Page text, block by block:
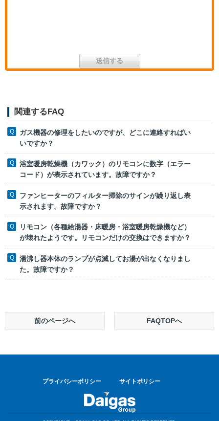
関連するFAQ
ガス機器の修理をしたいのですが、どこに連絡すればい
いですか？
浴室暖房乾燥機（カワック）のリモコンに数字（エラー
コード）が表示されています。故障ですか？
ファンヒーターのフィルター掃除のサインが繰り返し表
示されます。故障ですか？
リモコン（各種給湯器・床暖房・浴室暖房乾燥機など）
が壊れたようです。リモコンだけの交換はできますか？
湯沸し器本体のランプが点滅してお湯が出なくなりまし
た。故障ですか？
前のページへ FAQTOPへ
プライバシーポリシー サイトポリシー